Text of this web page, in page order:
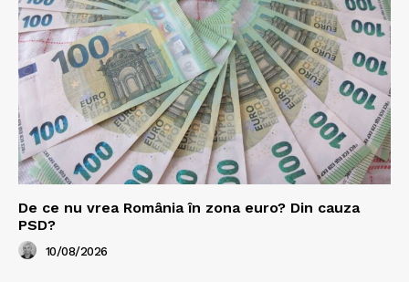
De ce nu vrea România în zona euro? Din cauza
PSD?
10/08/2026